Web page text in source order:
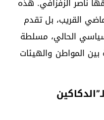
القريب، بل تقدم
الحالي، مسلطة
المواطن والهيئات